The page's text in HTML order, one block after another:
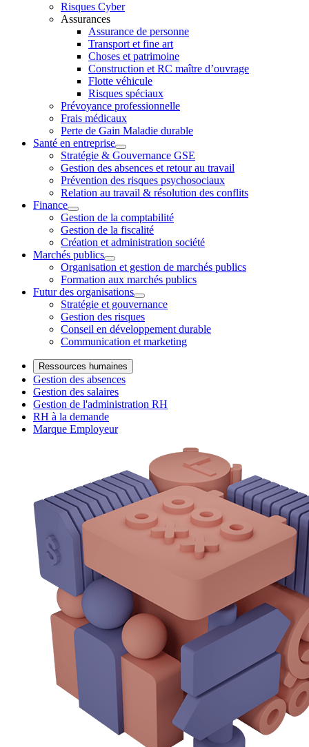
Risques Cyber
Assurances
Assurance de personne
Transport et fine art
Choses et patrimoine
Construction et RC maître d’ouvrage
Flotte véhicule
Risques spéciaux
Prévoyance professionnelle
Frais médicaux
Perte de Gain Maladie durable
Santé en entreprise
Stratégie & Gouvernance GSE
Gestion des absences et retour au travail
Prévention des risques psychosociaux
Relation au travail & résolution des conflits
Finance
Gestion de la comptabilité
Gestion de la fiscalité
Création et administration société
Marchés publics
Organisation et gestion de marchés publics
Formation aux marchés publics
Futur des organisations
Stratégie et gouvernance
Gestion des risques
Conseil en développement durable
Communication et marketing
Ressources humaines
Gestion des absences
Gestion des salaires
Gestion de l'administration RH
RH à la demande
Marque Employeur